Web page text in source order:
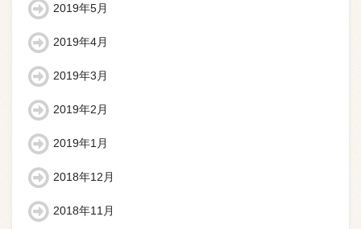
2019年5月
2019年4月
2019年3月
2019年2月
2019年1月
2018年12月
2018年11月